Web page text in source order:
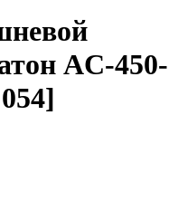
AC-450-